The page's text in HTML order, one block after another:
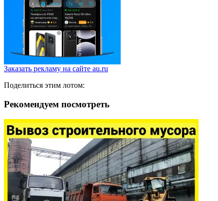
Заказать рекламу на сайте au.ru
Поделиться этим лотом:
Рекомендуем посмотреть